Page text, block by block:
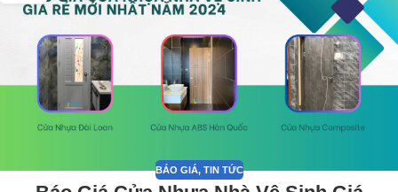
BÁO GIÁ, TIN TỨC